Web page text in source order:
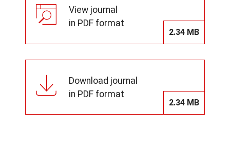
View journal
in PDF format
2.34 MB
Download journal
in PDF format
2.34 MB